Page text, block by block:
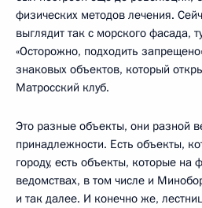
физических методов лечения.
выглядит так с морского фасада,
«Осторожно, подходить
знаковых объектов, который
Матросский клуб.
Это разные объекты, они разной
принадлежности. Есть объекты,
городу, есть объекты, которые на
ведомствах, в том числе и
и так далее. И конечно же,